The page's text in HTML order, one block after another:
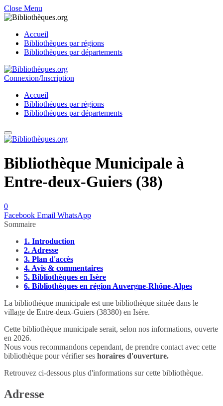
Close Menu
Accueil
Bibliothèques par régions
Bibliothèques par départements
Connexion/Inscription
Accueil
Bibliothèques par régions
Bibliothèques par départements
Bibliothèque Municipale à
Entre-deux-Guiers (38)
0
Facebook Email WhatsApp
Sommaire
1. Introduction
2. Adresse
3. Plan d'accès
4. Avis & commentaires
5. Bibliothèques en Isère
6. Bibliothèques en région Auvergne-Rhône-Alpes
La bibliothèque municipale est une bibliothèque située dans le
village de Entre-deux-Guiers (38380) en Isère.
Cette bibliothèque municipale serait, selon nos informations, ouverte
en 2026.
Nous vous recommandons cependant, de prendre contact avec cette
bibliothèque pour vérifier ses horaires d'ouverture.
Retrouvez ci-dessous plus d'informations sur cette bibliothèque.
Adresse